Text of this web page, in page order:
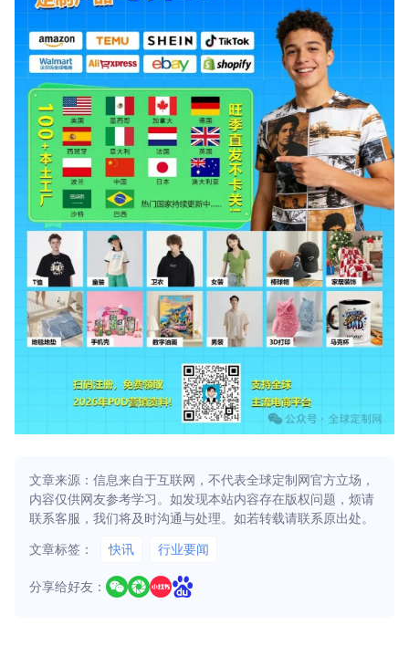
文章来源：信息来自于互联网，不代表全球定制网官方立场，
内容仅供网友参考学习。如发现本站内容存在版权问题，烦请
联系客服，我们将及时沟通与处理。如若转载请联系原出处。
文章标签： 快讯 行业要闻
分享给好友：